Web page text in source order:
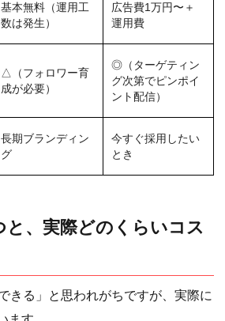
基本無料（運用工
数は発生）
広告費1万円〜＋
運用費
△（フォロワー育
成が必要）
◎（ターゲティン
グ次第でピンポイ
ント配信）
長期ブランディン
グ
今すぐ採用したい
とき
と、実際どのくらいコス
きる」と思われがちですが、実際に